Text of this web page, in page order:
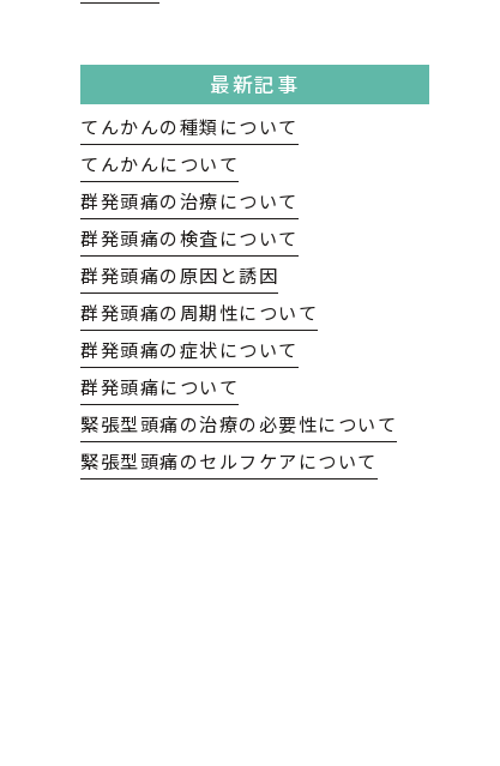
最新記事
てんかんの種類について
てんかんについて
群発頭痛の治療について
群発頭痛の検査について
群発頭痛の原因と誘因
群発頭痛の周期性について
群発頭痛の症状について
群発頭痛について
緊張型頭痛の治療の必要性について
緊張型頭痛のセルフケアについて